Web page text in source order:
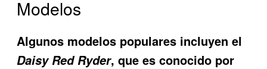
Modelos
Algunos modelos populares incluyen el
Daisy Red Ryder, que es conocido por